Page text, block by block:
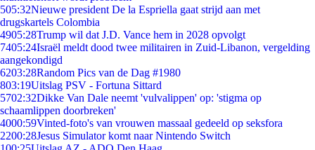
505:32Nieuwe president De la Espriella gaat strijd aan met
drugskartels Colombia
4905:28Trump wil dat J.D. Vance hem in 2028 opvolgt
7405:24Israël meldt dood twee militairen in Zuid-Libanon, vergelding
aangekondigd
6203:28Random Pics van de Dag #1980
803:19Uitslag PSV - Fortuna Sittard
5702:32Dikke Van Dale neemt 'vulvalippen' op: 'stigma op
schaamlippen doorbreken'
4000:59Vinted-foto's van vrouwen massaal gedeeld op seksfora
2200:28Jesus Simulator komt naar Nintendo Switch